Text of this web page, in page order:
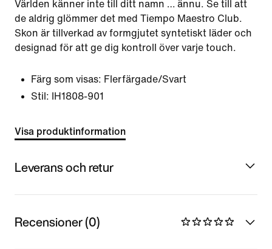
Världen känner inte till ditt namn … ännu. Se till att
de aldrig glömmer det med Tiempo Maestro Club.
Skon är tillverkad av formgjutet syntetiskt läder och
designad för att ge dig kontroll över varje touch.
Färg som visas: Flerfärgade/Svart
Stil:
IH1808-901
Visa produktinformation
Leverans och retur
Recensioner (0)